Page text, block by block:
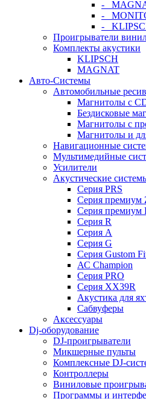
-
-
-
Проигрыватели
Комплекты акустики
KLIPSCH
MAGNAT
Авто-Системы
Автомобильные
Магнитолы с
Бездисковые
Магнитолы с
Магнитолы и
Навигационные
Мультимедийные
Усилители
Акустические
Cерия PRS
Cерия премиум
Cерия премиум
Cерия R
Cерия A
Cерия G
Cерия Gustom
АС Champion
Cерия PRO
Cерия XX39R
Акустика для
Сабвуферы
Аксессуары
Dj-оборудование
DJ-проигрыватели
Микшерные пульты
Комплексные DJ-
Контроллеры
Виниловые
Программы и